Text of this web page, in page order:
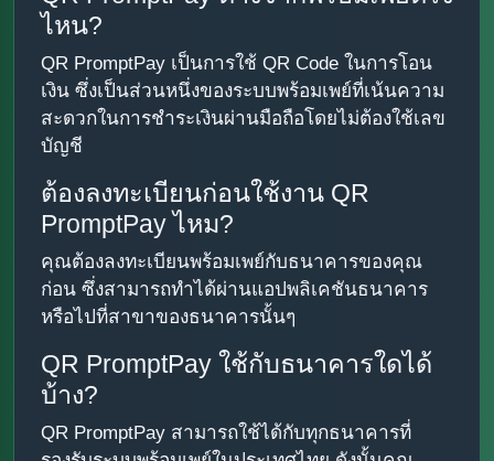
ไหน?
QR PromptPay เป็นการใช้ QR Code ในการโอน
เงิน ซึ่งเป็นส่วนหนึ่งของระบบพร้อมเพย์ที่เน้นความ
สะดวกในการชำระเงินผ่านมือถือโดยไม่ต้องใช้เลข
บัญชี
ต้องลงทะเบียนก่อนใช้งาน QR
PromptPay ไหม?
คุณต้องลงทะเบียนพร้อมเพย์กับธนาคารของคุณ
ก่อน ซึ่งสามารถทำได้ผ่านแอปพลิเคชันธนาคาร
หรือไปที่สาขาของธนาคารนั้นๆ
QR PromptPay ใช้กับธนาคารใดได้
บ้าง?
QR PromptPay สามารถใช้ได้กับทุกธนาคารที่